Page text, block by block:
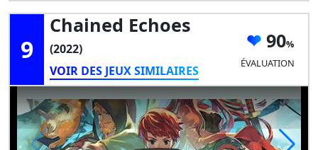
9
Chained Echoes
(2022)
VOIR DES JEUX SIMILAIRES
90
ÉVALUATION